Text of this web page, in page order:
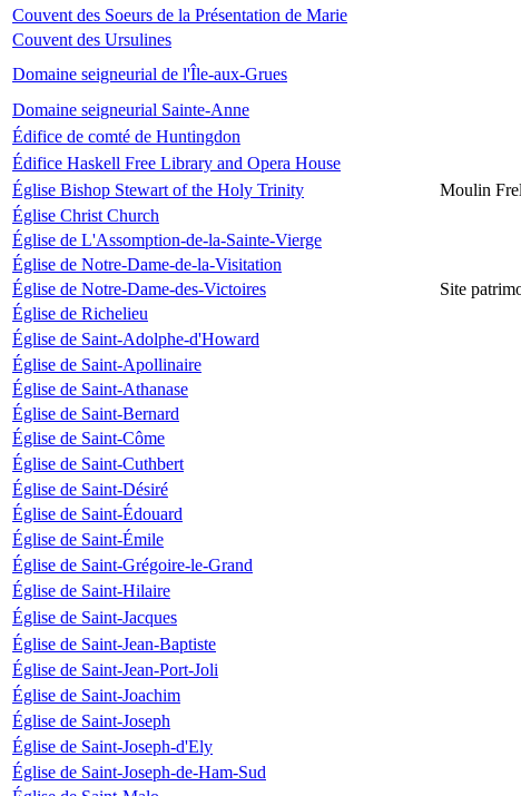
Couvent des Soeurs de la Présentation de Marie
Couvent des Ursulines
Domaine seigneurial de l'Île-aux-Grues
Domaine seigneurial Sainte-Anne
Édifice de comté de Huntingdon
Édifice Haskell Free Library and Opera House
Église Bishop Stewart of the Holy Trinity
Moulin
Église Christ Church
Église de L'Assomption-de-la-Sainte-Vierge
Église de Notre-Dame-de-la-Visitation
Église de Notre-Dame-des-Victoires
Site
Église de Richelieu
Église de Saint-Adolphe-d'Howard
Église de Saint-Apollinaire
Église de Saint-Athanase
Église de Saint-Bernard
Église de Saint-Côme
Église de Saint-Cuthbert
Église de Saint-Désiré
Église de Saint-Édouard
Église de Saint-Émile
Église de Saint-Grégoire-le-Grand
Église de Saint-Hilaire
Église de Saint-Jacques
Église de Saint-Jean-Baptiste
Église de Saint-Jean-Port-Joli
Église de Saint-Joachim
Église de Saint-Joseph
Église de Saint-Joseph-d'Ely
Église de Saint-Joseph-de-Ham-Sud